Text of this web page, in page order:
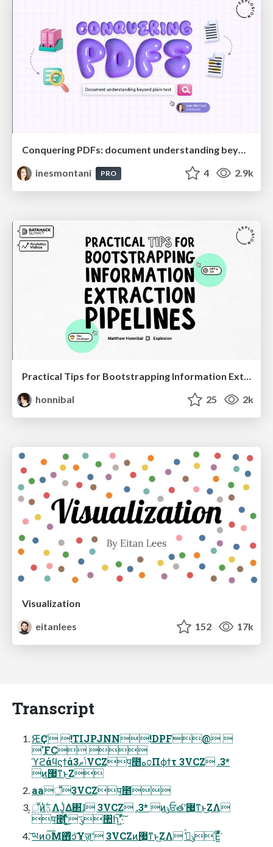
Conquering PDFs: document understanding beyond plain text
inesmontani
PRO 4 2.9k
Practical Tips for Bootstrapping Information Extraction Pipelines
honnibal
25 2k
Visualization
eitanlees
152 17k
Transcript
ԘҪඒ࡙ !TIJPJNN!DPF@ 
'FC 
ϓϩάϥϛϯάݴޠ3VCZप೥ه೦Πϕϯτ 3VCZ .3*
ͷ޷͖ͳͱ͜Ζ
aaॕ3VCZप೥
͓ॕ͍ͷؾ࣋ͪΛͿ͚ͭΔ΂͘ɺ 3VCZ .3* ͷݸਓతʹ޷͖ͳͱ͜ΖΛ
प೥ʹ͔͚ͭͯ͜ ݸ͝঺հ͠ʹ͖·ͨ͠
͝ཡͷօ͞Μ΋ͥͻ͝Ұॹʹ 3VCZͷ޷͖ͳͱ͜ΖΛ ݸߟ͑ͯΈ͍ͯͩ͘͞